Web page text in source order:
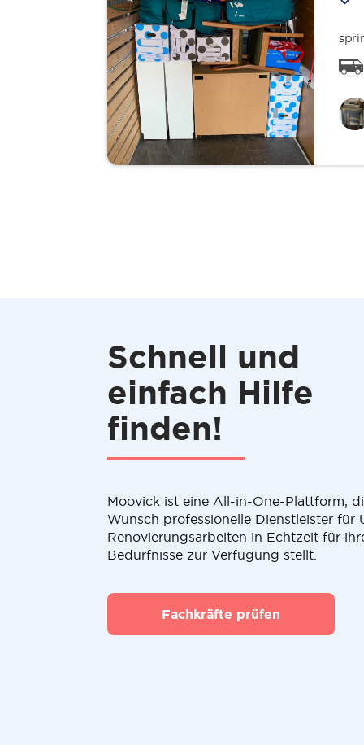
Schnell und
einfach Hilfe
finden!
Moovick ist eine All-in-One-Plattform,
Wunsch professionelle Dienstleister für
Renovierungsarbeiten in Echtzeit für
Bedürfnisse zur Verfügung stellt.
Fachkräfte prüfen